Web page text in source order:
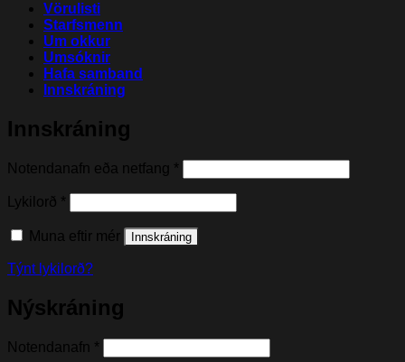
Vörulisti
Starfsmenn
Um okkur
Umsóknir
Hafa samband
Innskráning
Innskráning
Notendanafn eða netfang *
Lykilorð *
Muna eftir mér Innskráning
Týnt lykilorð?
Nýskráning
Notendanafn *